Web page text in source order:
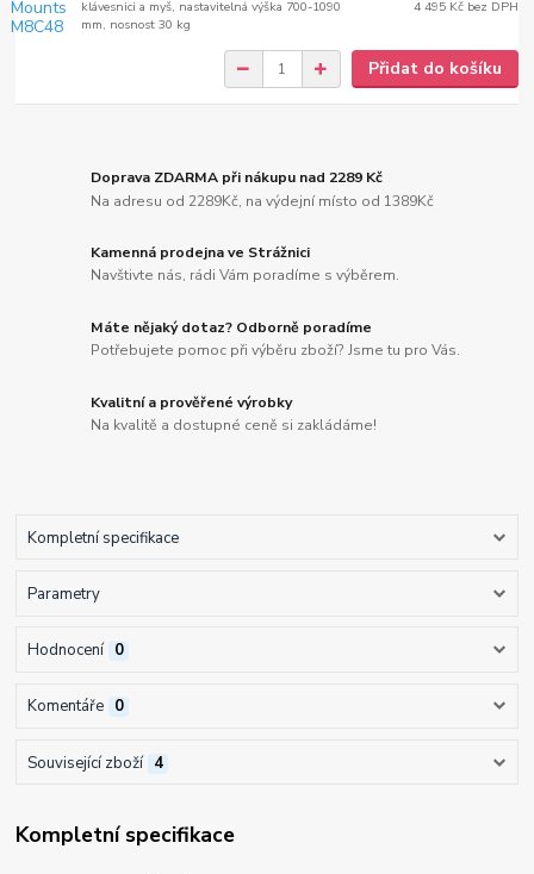
klávesnici a myš, nastavitelná výška 700-1090
mm, nosnost 30 kg
4 495 Kč bez DPH
Přidat do košíku
Doprava ZDARMA při nákupu nad 2289 Kč
Na adresu od 2289Kč, na výdejní místo od 1389Kč
Kamenná prodejna ve Strážnici
Navštivte nás, rádi Vám poradíme s výběrem.
Máte nějaký dotaz? Odborně poradíme
Potřebujete pomoc při výběru zboží? Jsme tu pro Vás.
Kvalitní a prověřené výrobky
Na kvalitě a dostupné ceně si zakládáme!
Kompletní specifikace
Parametry
Hodnocení 0
Komentáře 0
Související zboží 4
Kompletní specifikace